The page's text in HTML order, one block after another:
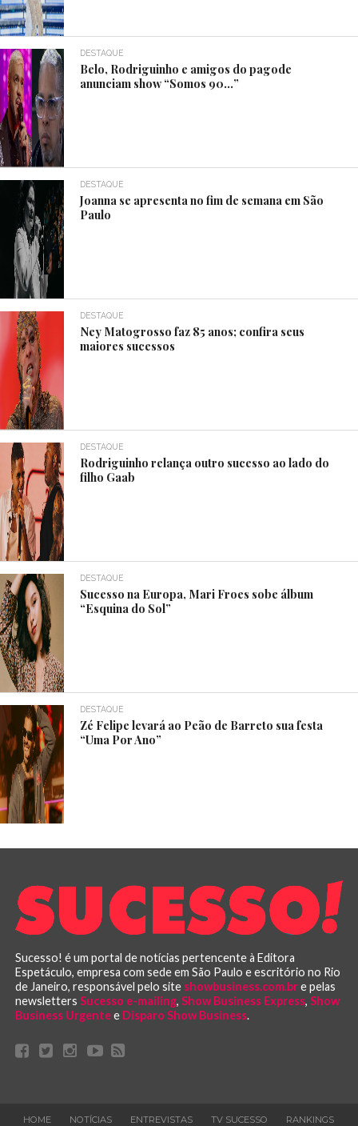
DESTAQUE
Belo, Rodriguinho e amigos do pagode
anunciam show “Somos 90…”
DESTAQUE
Joanna se apresenta no fim de semana em São
Paulo
DESTAQUE
Ney Matogrosso faz 85 anos; confira seus
maiores sucessos
DESTAQUE
Rodriguinho relança outro sucesso ao lado do
filho Gaab
DESTAQUE
Sucesso na Europa, Mari Froes sobe álbum
“Esquina do Sol”
DESTAQUE
Zé Felipe levará ao Peão de Barreto sua festa
“Uma Por Ano”
Sucesso! é um portal de notícias pertencente à Editora
Espetáculo, empresa com sede em São Paulo e escritório no Rio
de Janeiro, responsável pelo site showbusiness.com.bre pelas
newsletters Sucesso e-mailing, Show Business Express, Show
Business Urgentee Disparo Show Business.
HOME NOTÍCIAS ENTREVISTAS TV SUCESSO RANKINGS